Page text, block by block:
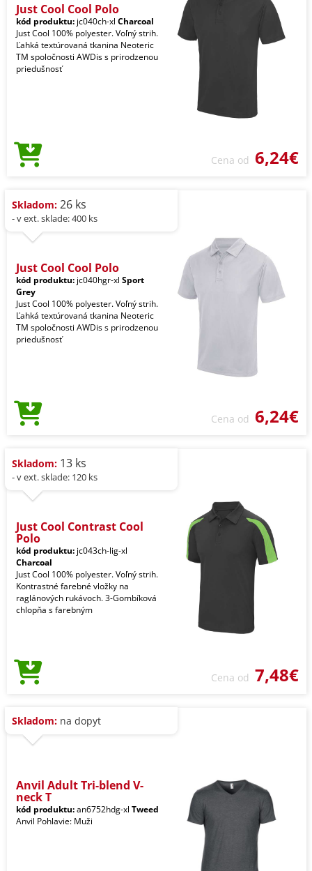
Just Cool Cool Polo
kód produktu: jc040ch-xl Charcoal
Just Cool 100% polyester. Voľný strih.
Ľahká textúrovaná tkanina Neoteric
TM spoločnosti AWDis s prirodzenou
priedušnosť
Cena od 6,24€
Skladom: 26 ks
- v ext. sklade: 400 ks
Just Cool Cool Polo
kód produktu: jc040hgr-xl Sport
Grey
Just Cool 100% polyester. Voľný strih.
Ľahká textúrovaná tkanina Neoteric
TM spoločnosti AWDis s prirodzenou
priedušnosť
Cena od 6,24€
Skladom: 13 ks
- v ext. sklade: 120 ks
Just Cool Contrast Cool
Polo
kód produktu: jc043ch-lig-xl
Charcoal
Just Cool 100% polyester. Voľný strih.
Kontrastné farebné vložky na
raglánových rukávoch. 3-Gombíková
chlopňa s farebným
Cena od 7,48€
Skladom: na dopyt
Anvil Adult Tri-blend V-
neck T
kód produktu:an6752hdg-xl Tweed
Anvil Pohlavie: Muži